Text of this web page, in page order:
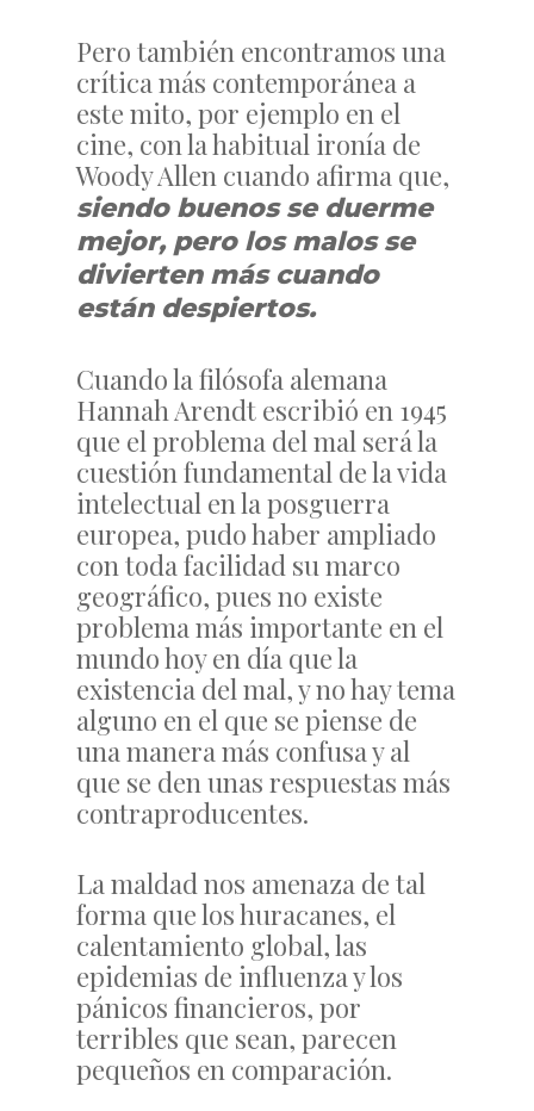
Pero también encontramos una
crítica más contemporánea a
este mito, por ejemplo en el
cine, con la habitual ironía de
Woody Allen cuando afirma que,
siendo buenos se duerme
mejor, pero los malos se
divierten más cuando
están despiertos.
Cuando la filósofa alemana
Hannah Arendt escribió en 1945
que el problema del mal será la
cuestión fundamental de la vida
intelectual en la posguerra
europea, pudo haber ampliado
con toda facilidad su marco
geográfico, pues no existe
problema más importante en el
mundo hoy en día que la
existencia del mal, y no hay tema
alguno en el que se piense de
una manera más confusa y al
que se den unas respuestas más
contraproducentes.
La maldad nos amenaza de tal
forma que los huracanes, el
calentamiento global, las
epidemias de influenza y los
pánicos financieros, por
terribles que sean, parecen
pequeños en comparación.